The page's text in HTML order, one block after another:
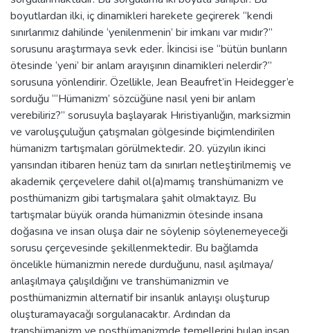
boyutlardan ilki, iç dinamikleri harekete geçirerek “kendi
sınırlarımız dahilinde ‘yenilenmenin’ bir imkanı var mıdır?”
sorusunu araştırmaya sevk eder. İkincisi ise “bütün bunların
ötesinde ‘yeni’ bir anlam arayışının dinamikleri nelerdir?”
sorusuna yönlendirir. Özellikle, Jean Beaufret’in Heidegger’e
sorduğu “‘Hümanizm’ sözcüğüne nasıl yeni bir anlam
verebiliriz?” sorusuyla başlayarak Hıristiyanlığın, marksizmin
ve varoluşçuluğun çatışmaları gölgesinde biçimlendirilen
hümanizm tartışmaları görülmektedir. 20. yüzyılın ikinci
yarısından itibaren henüz tam da sınırları netleştirilmemiş ve
akademik çerçevelere dahil ol(a)mamış transhümanizm ve
posthümanizm gibi tartışmalara şahit olmaktayız. Bu
tartışmalar büyük oranda hümanizmin ötesinde insana
doğasına ve insan oluşa dair ne söylenip söylenemeyeceği
sorusu çerçevesinde şekillenmektedir. Bu bağlamda
öncelikle hümanizmin nerede durduğunu, nasıl aşılmaya/
anlaşılmaya çalışıldığını ve transhümanizmin ve
posthümanizmin alternatif bir insanlık anlayışı oluşturup
oluşturamayacağı sorgulanacaktır. Ardından da